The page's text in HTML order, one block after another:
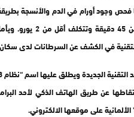
فحص وجود أورام في الدم والأنسجة
أكثر من 45 دقيقة
في الكشف عن السرطانات لدى سكان
عن طريق الهاتف الذكي لأحد
على موقعها الالكتروني.